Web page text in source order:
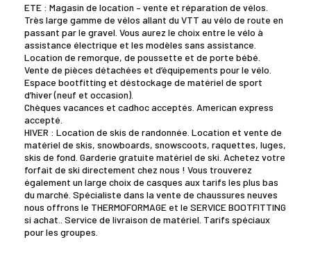
ETE : Magasin de location – vente et réparation de vélos.
Très large gamme de vélos allant du VTT au vélo de route en
passant par le gravel. Vous aurez le choix entre le vélo à
assistance électrique et les modèles sans assistance.
Location de remorque, de poussette et de porte bébé.
Vente de pièces détachées et d’équipements pour le vélo.
Espace bootfitting et déstockage de matériel de sport
d’hiver (neuf et occasion).
Chèques vacances et cadhoc acceptés. American express
accepté.
HIVER : Location de skis de randonnée. Location et vente de
matériel de skis, snowboards, snowscoots, raquettes, luges,
skis de fond. Garderie gratuite matériel de ski. Achetez votre
forfait de ski directement chez nous ! Vous trouverez
également un large choix de casques aux tarifs les plus bas
du marché. Spécialiste dans la vente de chaussures neuves
nous offrons le THERMOFORMAGE et le SERVICE BOOTFITTING
si achat.. Service de livraison de matériel. Tarifs spéciaux
pour les groupes.